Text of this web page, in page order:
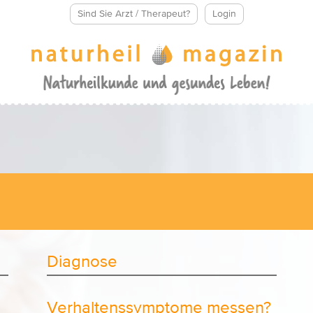
Sind Sie Arzt / Therapeut? Login
Diagnose
Verhaltenssymptome messen?